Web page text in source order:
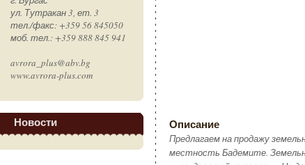
ул. Тутракан 3, ет. 3
тел./факс: +359 56 845050
моб. тел.: +359 888 845 941
avrora_plus@abv.bg
www.avrora-plus.com
Новости Описание
Предлагаем на продажу
местность Бадемите.